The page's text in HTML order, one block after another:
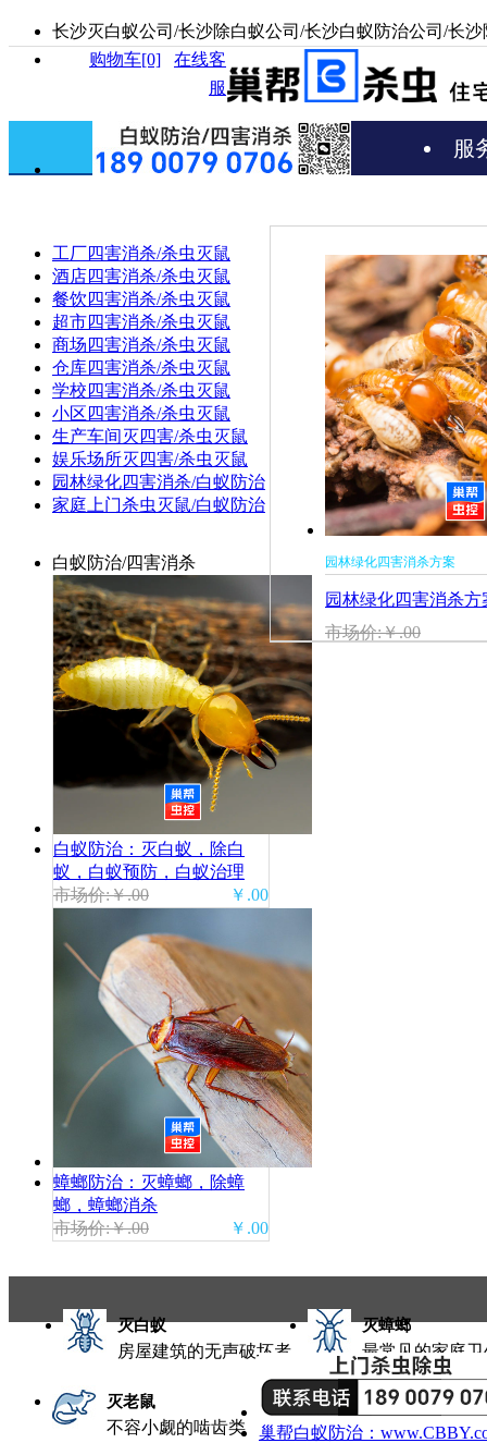
长沙灭白蚁公司/长沙除白蚁公司/长沙白蚁防治公司/长
购物车[0]
在线客
服
服
工厂四害消杀/杀虫灭鼠
酒店四害消杀/杀虫灭鼠
餐饮四害消杀/杀虫灭鼠
超市四害消杀/杀虫灭鼠
商场四害消杀/杀虫灭鼠
仓库四害消杀/杀虫灭鼠
学校四害消杀/杀虫灭鼠
小区四害消杀/杀虫灭鼠
生产车间灭四害/杀虫灭鼠
娱乐场所灭四害/杀虫灭鼠
园林绿化四害消杀/白蚁防治
家庭上门杀虫灭鼠/白蚁防治
白蚁防治/四害消杀
白蚁防治：灭白蚁，除白
蚁，白蚁预防，白蚁治理
市场价:￥.00
￥.00
蟑螂防治：灭蟑螂，除蟑
螂，蟑螂消杀
市场价:￥.00
￥.00
园林绿化四害消杀方案
园林绿化四害消杀
除四害，树木白蚁防
市场价:￥.00
灭白蚁
房屋建筑的无声破坏者
灭蟑螂
最常见的家庭
灭老鼠
不容小觑的啮齿类
巢帮白蚁防治：